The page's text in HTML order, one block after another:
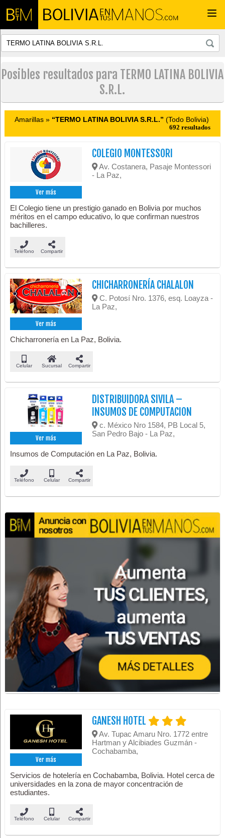
Posibles resultados para TERMO LATINA BOLIVIA
S.R.L.
Amarillas » “TERMO LATINA BOLIVIA S.R.L.” (Todo Bolivia)
692 resultados
Ver más
COLEGIO MONTESSORI
Av. Costanera, Pasaje Montessori
- La Paz,
El Colegio tiene un prestigio ganado en Bolivia por muchos
méritos en el campo educativo, lo que confirman nuestros
bachilleres.
Teléfono Compartir
Ver más
CHICHARRONERÍA CHALALON
C. Potosí Nro. 1376, esq. Loayza -
La Paz,
Chicharronería en La Paz, Bolivia.
Celular Sucursal Compartir
Ver más
DISTRIBUIDORA SIVILA –
INSUMOS DE COMPUTACION
c. México Nro 1584, PB Local 5,
San Pedro Bajo - La Paz,
Insumos de Computación en La Paz, Bolivia.
Teléfono Celular Compartir
Ver más
GANESH HOTEL
Av. Tupac Amaru Nro. 1772 entre
Hartman y Alcibiades Guzmán -
Cochabamba,
Servicios de hotelería en Cochabamba, Bolivia. Hotel cerca de
universidades en la zona de mayor concentración de
estudiantes.
Teléfono Celular Compartir